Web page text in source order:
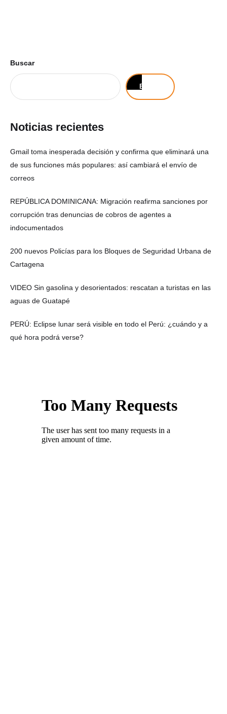
Buscar
Buscar
Noticias recientes
Gmail toma inesperada decisión y confirma que eliminará una
de sus funciones más populares: así cambiará el envío de
correos
REPÚBLICA DOMINICANA: Migración reafirma sanciones por
corrupción tras denuncias de cobros de agentes a
indocumentados
200 nuevos Policías para los Bloques de Seguridad Urbana de
Cartagena
VIDEO Sin gasolina y desorientados: rescatan a turistas en las
aguas de Guatapé
PERÚ: Eclipse lunar será visible en todo el Perú: ¿cuándo y a
qué hora podrá verse?